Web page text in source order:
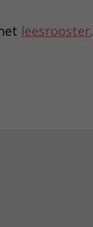
leesrooster.